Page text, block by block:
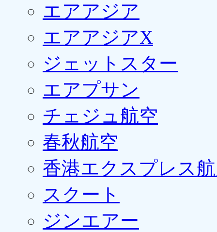
エアアジア
エアアジアX
ジェットスター
エアプサン
チェジュ航空
春秋航空
香港エクスプレス
スクート
ジンエアー